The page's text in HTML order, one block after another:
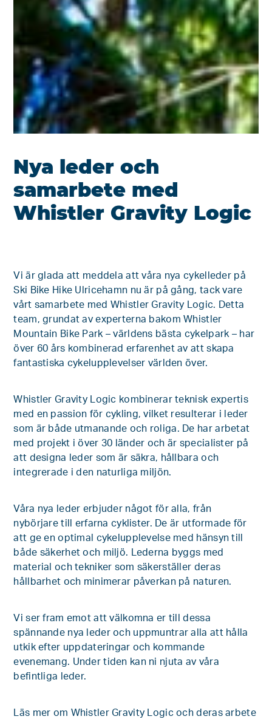
Nya leder och
samarbete med
Whistler Gravity Logic
Vi är glada att meddela att våra nya cykelleder på
Ski Bike Hike Ulricehamn nu är på gång, tack vare
vårt samarbete med Whistler Gravity Logic. Detta
team, grundat av experterna bakom Whistler
Mountain Bike Park – världens bästa cykelpark – har
över 60 års kombinerad erfarenhet av att skapa
fantastiska cykelupplevelser världen över.
Whistler Gravity Logic kombinerar teknisk expertis
med en passion för cykling, vilket resulterar i leder
som är både utmanande och roliga. De har arbetat
med projekt i över 30 länder och är specialister på
att designa leder som är säkra, hållbara och
integrerade i den naturliga miljön.
Våra nya leder erbjuder något för alla, från
nybörjare till erfarna cyklister. De är utformade för
att ge en optimal cykelupplevelse med hänsyn till
både säkerhet och miljö. Lederna byggs med
material och tekniker som säkerställer deras
hållbarhet och minimerar påverkan på naturen.
Vi ser fram emot att välkomna er till dessa
spännande nya leder och uppmuntrar alla att hålla
utkik efter uppdateringar och kommande
evenemang. Under tiden kan ni njuta av våra
befintliga leder.
Läs mer om Whistler Gravity Logic och deras arbete